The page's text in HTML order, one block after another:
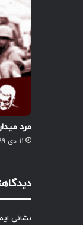
مرد
۱۱ دی ۱۳۹۹
نشانی